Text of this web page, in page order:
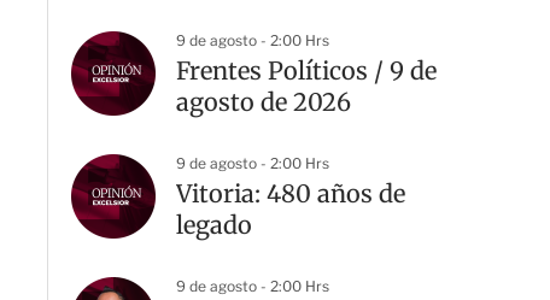
9 de agosto - 2:00 Hrs
Frentes Políticos / 9 de
agosto de 2026
9 de agosto - 2:00 Hrs
Vitoria: 480 años de
legado
9 de agosto - 2:00 Hrs